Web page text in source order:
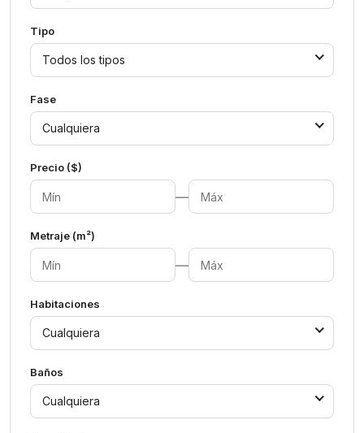
Tipo
Todos los tipos
Fase
Cualquiera
Precio ($)
—
Metraje (m²)
—
Habitaciones
Cualquiera
Baños
Cualquiera